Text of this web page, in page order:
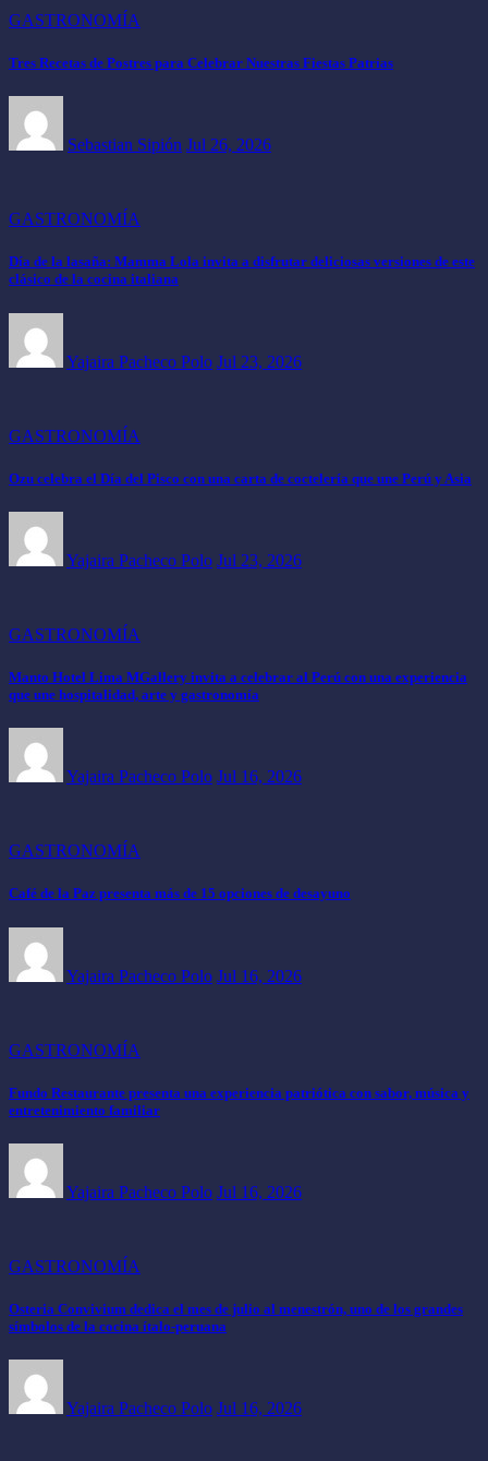
GASTRONOMÍA
Tres Recetas de Postres para Celebrar Nuestras Fiestas Patrias
Sebastian Sipión Jul 26, 2026
GASTRONOMÍA
Día de la lasaña: Mamma Lola invita a disfrutar deliciosas versiones de este
clásico de la cocina italiana
Yajaira Pacheco Polo Jul 23, 2026
GASTRONOMÍA
Ozu celebra el Día del Pisco con una carta de coctelería que une Perú y Asia
Yajaira Pacheco Polo Jul 23, 2026
GASTRONOMÍA
Manto Hotel Lima MGallery invita a celebrar al Perú con una experiencia
que une hospitalidad, arte y gastronomía
Yajaira Pacheco Polo Jul 16, 2026
GASTRONOMÍA
Café de la Paz presenta más de 15 opciones de desayuno
Yajaira Pacheco Polo Jul 16, 2026
GASTRONOMÍA
Fundo Restaurante presenta una experiencia patriótica con sabor, música y
entretenimiento familiar
Yajaira Pacheco Polo Jul 16, 2026
GASTRONOMÍA
Osteria Convivium dedica el mes de julio al menestrón, uno de los grandes
símbolos de la cocina ítalo-peruana
Yajaira Pacheco Polo Jul 16, 2026